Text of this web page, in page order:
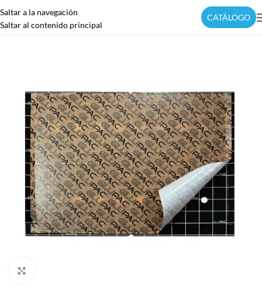
Saltar a la navegación
Saltar al contenido principal
CATÁLOGO